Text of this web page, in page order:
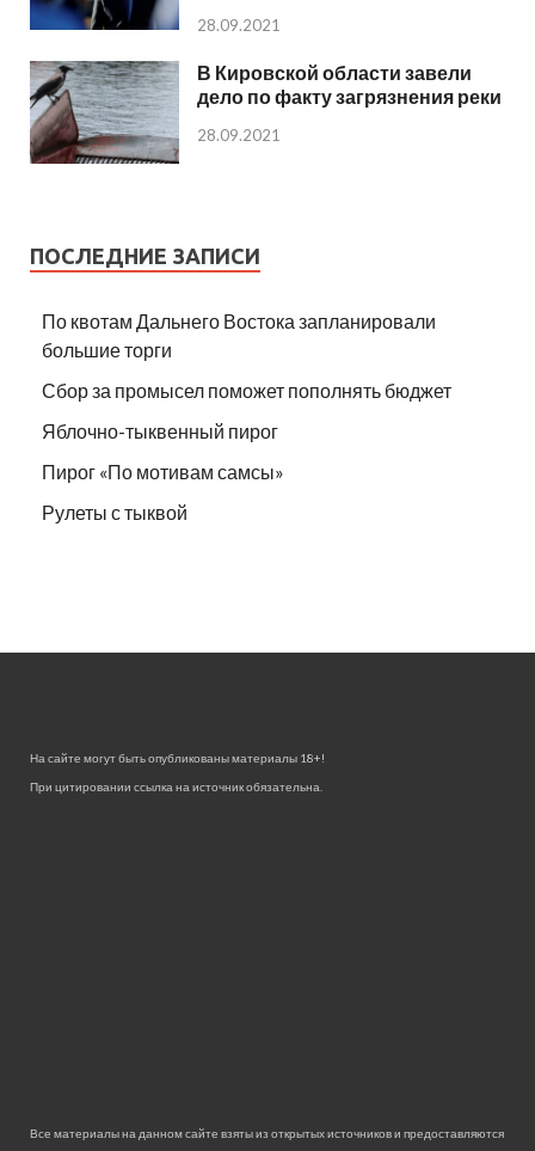
28.09.2021
В Кировской области завели
дело по факту загрязнения реки
28.09.2021
ПОСЛЕДНИЕ ЗАПИСИ
По квотам Дальнего Востока запланировали
большие торги
Сбор за промысел поможет пополнять бюджет
Яблочно-тыквенный пирог
Пирог «По мотивам самсы»
Рулеты с тыквой
На сайте могут быть опубликованы материалы 18+!
При цитировании ссылка на источник обязательна.
Все материалы на данном сайте взяты из открытых источников и предоставляются